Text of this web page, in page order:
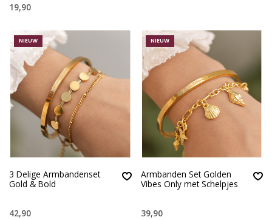
19,90
NIEUW
3 Delige Armbandenset
Gold & Bold
42,90
NIEUW
Armbanden Set Golden
Vibes Only met Schelpjes
39,90